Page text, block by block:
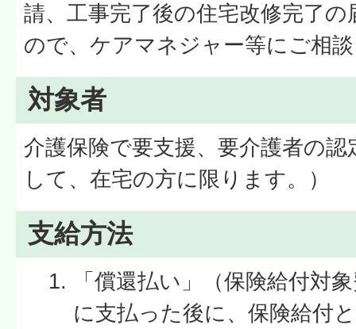
請、工事完了後の住宅改修完了
ので、ケアマネジャー等にご相
対象者
介護保険で要支援、要介護者の
して、在宅の方に限ります。）
支給方法
「償還払い」（保険給付対
に支払った後に、保険給付